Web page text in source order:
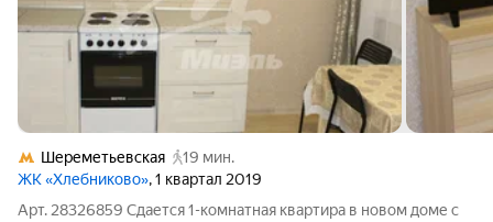
Шереметьевская
19 мин.
ЖК «Хлебниково», 1 квартал 2019
Арт. 28326859 Сдается 1-комнатная квартира в новом доме с